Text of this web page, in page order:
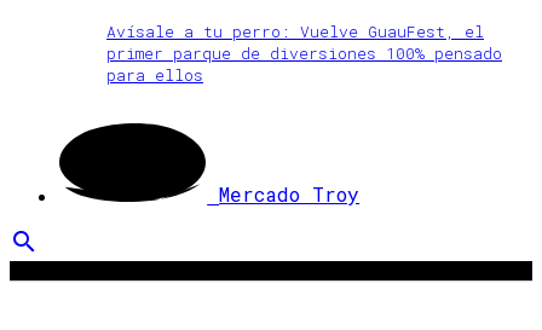
Avísale a tu perro: Vuelve GuauFest, el
primer parque de diversiones 100% pensado
para ellos
Mercado Troy
search